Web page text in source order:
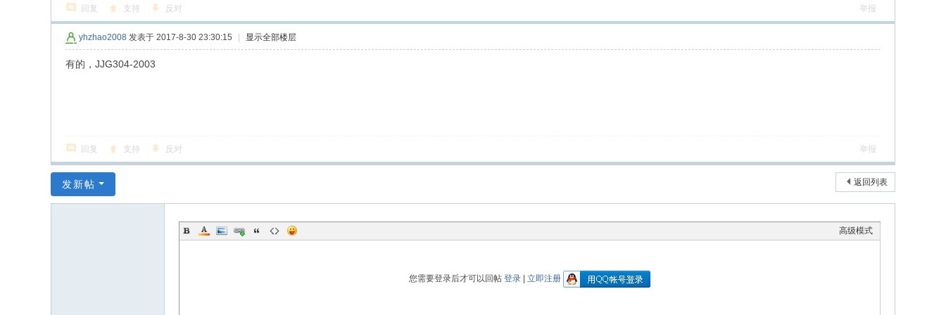
回复 支持 反对 举报
yhzhao2008 发表于 2017-8-30 23:30:15 显示全部楼层
有的，JJG304-2003
回复 支持 反对 举报
返回列表
发新帖
高级模式
您需要登录后才可以回帖 登录 立即注册